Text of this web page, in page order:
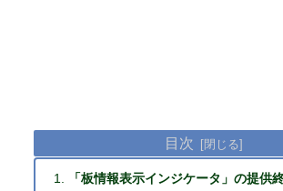
目次
「板情報表示インジケータ」の提供